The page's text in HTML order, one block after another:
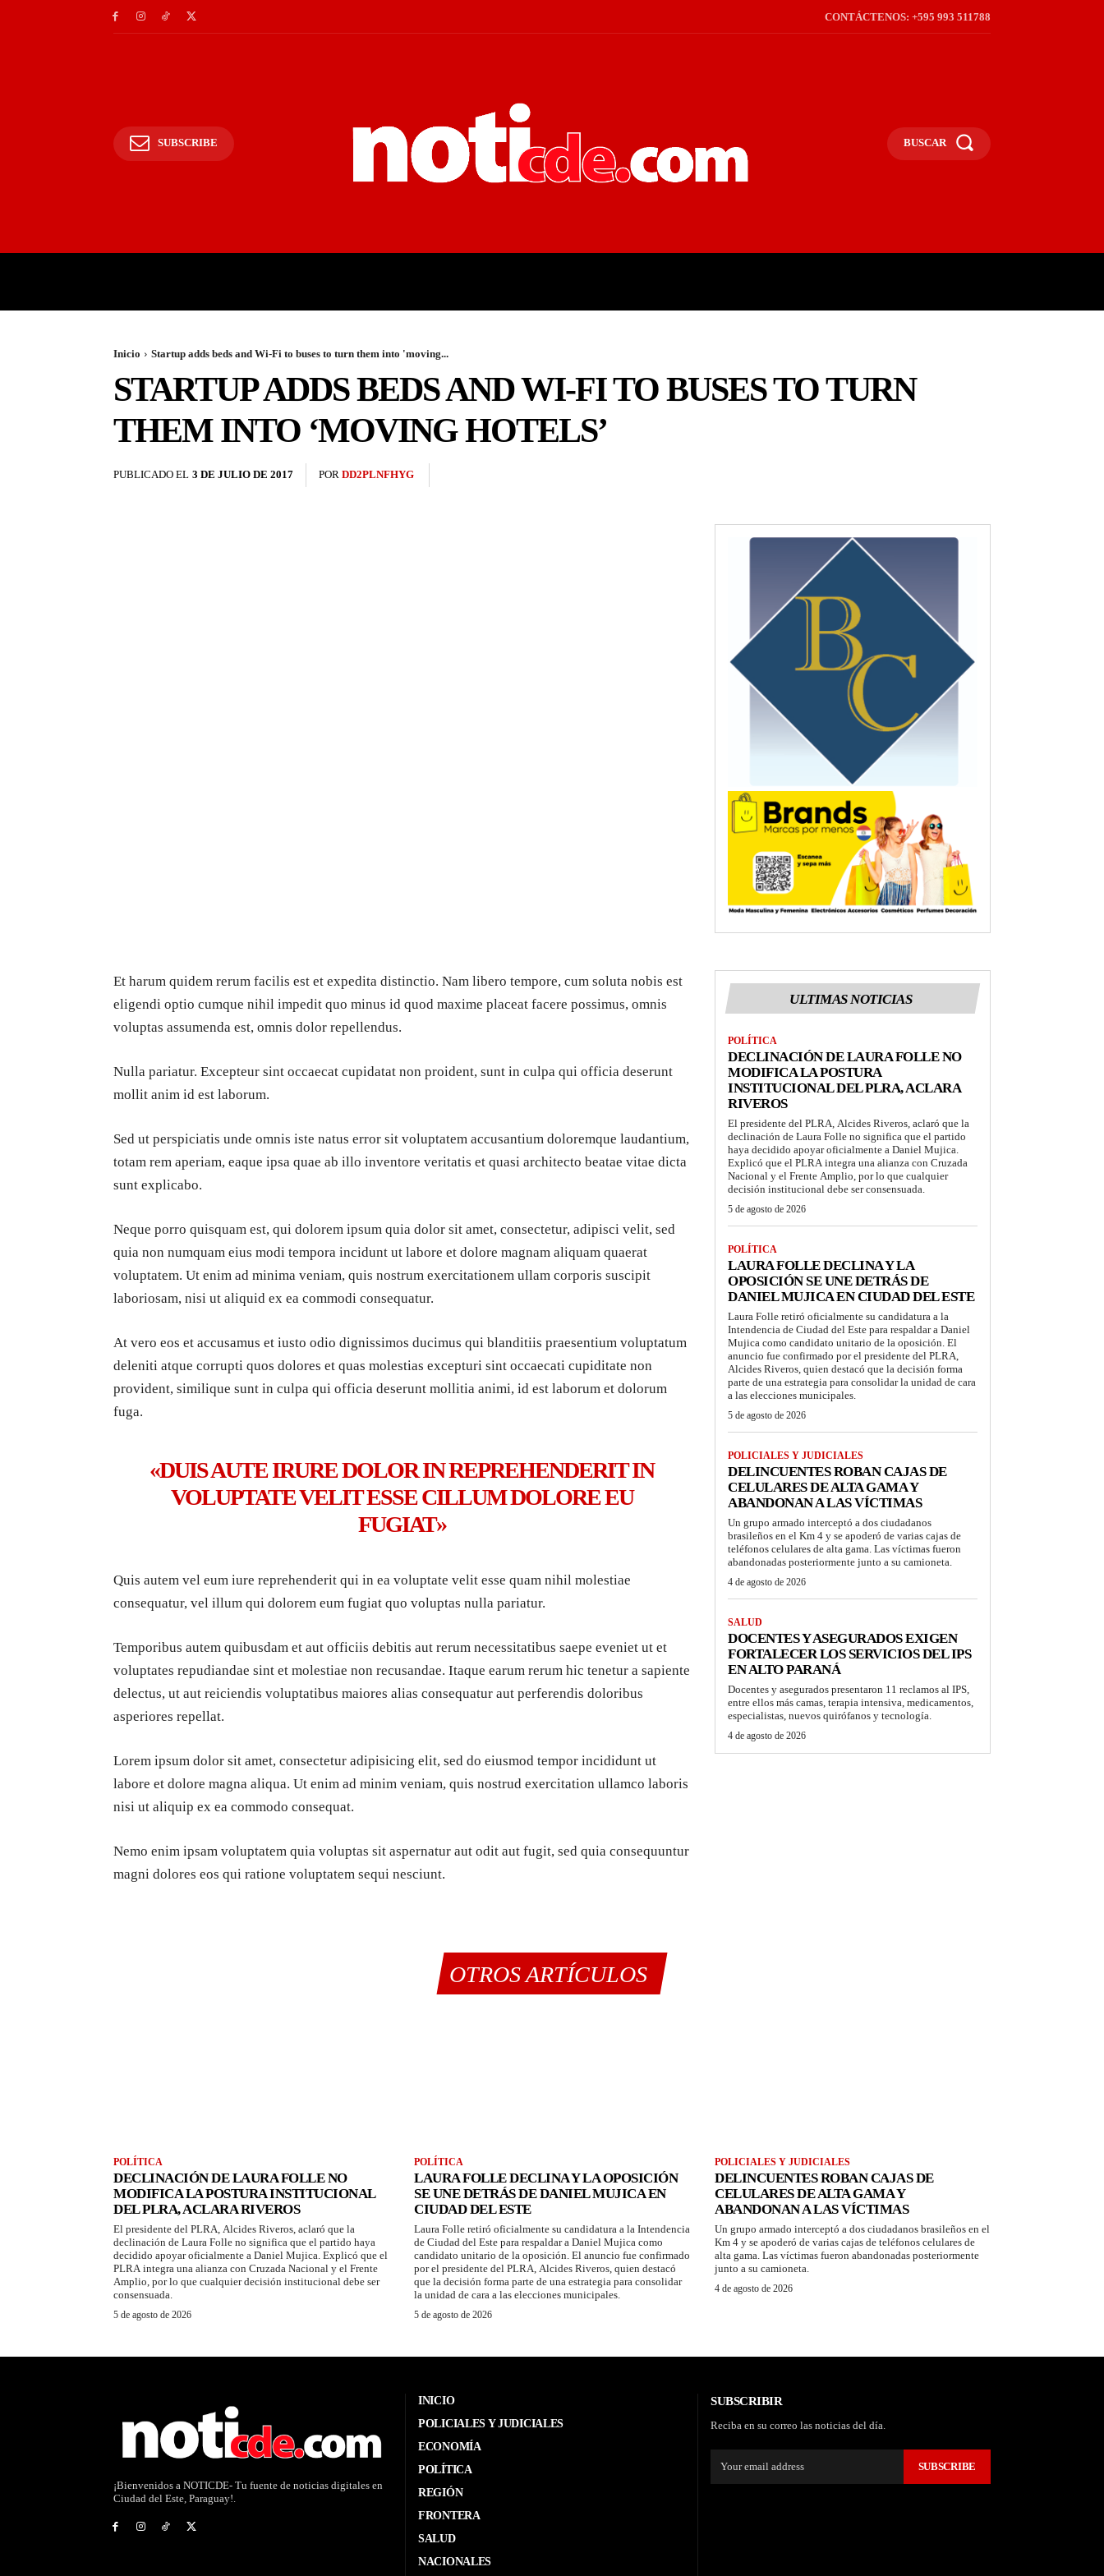
CONTÁCTENOS: +595 993 511788
SUBSCRIBE BUSCAR
Inicio Startup adds beds and Wi-Fi to buses to turn them into 'moving...
STARTUP ADDS BEDS AND WI-FI TO BUSES TO TURN
THEM INTO ‘MOVING HOTELS’
PUBLICADO EL 3 DE JULIO DE 2017 POR DD2PLNFHYG
Et harum quidem rerum facilis est et expedita distinctio. Nam libero tempore, cum soluta nobis est
eligendi optio cumque nihil impedit quo minus id quod maxime placeat facere possimus, omnis
voluptas assumenda est, omnis dolor repellendus.
Nulla pariatur. Excepteur sint occaecat cupidatat non proident, sunt in culpa qui officia deserunt
mollit anim id est laborum.
Sed ut perspiciatis unde omnis iste natus error sit voluptatem accusantium doloremque laudantium,
totam rem aperiam, eaque ipsa quae ab illo inventore veritatis et quasi architecto beatae vitae dicta
sunt explicabo.
Neque porro quisquam est, qui dolorem ipsum quia dolor sit amet, consectetur, adipisci velit, sed
quia non numquam eius modi tempora incidunt ut labore et dolore magnam aliquam quaerat
voluptatem. Ut enim ad minima veniam, quis nostrum exercitationem ullam corporis suscipit
laboriosam, nisi ut aliquid ex ea commodi consequatur.
At vero eos et accusamus et iusto odio dignissimos ducimus qui blanditiis praesentium voluptatum
deleniti atque corrupti quos dolores et quas molestias excepturi sint occaecati cupiditate non
provident, similique sunt in culpa qui officia deserunt mollitia animi, id est laborum et dolorum
fuga.
«DUIS AUTE IRURE DOLOR IN REPREHENDERIT IN
VOLUPTATE VELIT ESSE CILLUM DOLORE EU
FUGIAT»
Quis autem vel eum iure reprehenderit qui in ea voluptate velit esse quam nihil molestiae
consequatur, vel illum qui dolorem eum fugiat quo voluptas nulla pariatur.
Temporibus autem quibusdam et aut officiis debitis aut rerum necessitatibus saepe eveniet ut et
voluptates repudiandae sint et molestiae non recusandae. Itaque earum rerum hic tenetur a sapiente
delectus, ut aut reiciendis voluptatibus maiores alias consequatur aut perferendis doloribus
asperiores repellat.
Lorem ipsum dolor sit amet, consectetur adipisicing elit, sed do eiusmod tempor incididunt ut
labore et dolore magna aliqua. Ut enim ad minim veniam, quis nostrud exercitation ullamco laboris
nisi ut aliquip ex ea commodo consequat.
Nemo enim ipsam voluptatem quia voluptas sit aspernatur aut odit aut fugit, sed quia consequuntur
magni dolores eos qui ratione voluptatem sequi nesciunt.
ULTIMAS NOTICIAS
POLÍTICA
DECLINACIÓN DE LAURA FOLLE NO
MODIFICA LA POSTURA
INSTITUCIONAL DEL PLRA, ACLARA
RIVEROS
El presidente del PLRA, Alcides Riveros, aclaró que la
declinación de Laura Folle no significa que el partido
haya decidido apoyar oficialmente a Daniel Mujica.
Explicó que el PLRA integra una alianza con Cruzada
Nacional y el Frente Amplio, por lo que cualquier
decisión institucional debe ser consensuada.
5 de agosto de 2026
POLÍTICA
LAURA FOLLE DECLINA Y LA
OPOSICIÓN SE UNE DETRÁS DE
DANIEL MUJICA EN CIUDAD DEL ESTE
Laura Folle retiró oficialmente su candidatura a la
Intendencia de Ciudad del Este para respaldar a Daniel
Mujica como candidato unitario de la oposición. El
anuncio fue confirmado por el presidente del PLRA,
Alcides Riveros, quien destacó que la decisión forma
parte de una estrategia para consolidar la unidad de cara
a las elecciones municipales.
5 de agosto de 2026
POLICIALES Y JUDICIALES
DELINCUENTES ROBAN CAJAS DE
CELULARES DE ALTA GAMA Y
ABANDONAN A LAS VÍCTIMAS
Un grupo armado interceptó a dos ciudadanos
brasileños en el Km 4 y se apoderó de varias cajas de
teléfonos celulares de alta gama. Las víctimas fueron
abandonadas posteriormente junto a su camioneta.
4 de agosto de 2026
SALUD
DOCENTES Y ASEGURADOS EXIGEN
FORTALECER LOS SERVICIOS DEL IPS
EN ALTO PARANÁ
Docentes y asegurados presentaron 11 reclamos al IPS,
entre ellos más camas, terapia intensiva, medicamentos,
especialistas, nuevos quirófanos y tecnología.
4 de agosto de 2026
OTROS ARTÍCULOS
POLÍTICA
DECLINACIÓN DE LAURA FOLLE NO
MODIFICA LA POSTURA INSTITUCIONAL
DEL PLRA, ACLARA RIVEROS
El presidente del PLRA, Alcides Riveros, aclaró que la
declinación de Laura Folle no significa que el partido haya
decidido apoyar oficialmente a Daniel Mujica. Explicó que el
PLRA integra una alianza con Cruzada Nacional y el Frente
Amplio, por lo que cualquier decisión institucional debe ser
consensuada.
5 de agosto de 2026
POLÍTICA
LAURA FOLLE DECLINA Y LA OPOSICIÓN
SE UNE DETRÁS DE DANIEL MUJICA EN
CIUDAD DEL ESTE
Laura Folle retiró oficialmente su candidatura a la Intendencia
de Ciudad del Este para respaldar a Daniel Mujica como
candidato unitario de la oposición. El anuncio fue confirmado
por el presidente del PLRA, Alcides Riveros, quien destacó
que la decisión forma parte de una estrategia para consolidar
la unidad de cara a las elecciones municipales.
5 de agosto de 2026
POLICIALES Y JUDICIALES
DELINCUENTES ROBAN CAJAS DE
CELULARES DE ALTA GAMA Y
ABANDONAN A LAS VÍCTIMAS
Un grupo armado interceptó a dos ciudadanos brasileños en el
Km 4 y se apoderó de varias cajas de teléfonos celulares de
alta gama. Las víctimas fueron abandonadas posteriormente
junto a su camioneta.
4 de agosto de 2026
¡Bienvenidos a NOTICDE- Tu fuente de noticias digitales en
Ciudad del Este, Paraguay!.
INICIO
POLICIALES Y JUDICIALES
ECONOMÍA
POLÍTICA
REGIÓN
FRONTERA
SALUD
NACIONALES
SUBSCRIBIR
Reciba en su correo las noticias del día.
SUBSCRIBE